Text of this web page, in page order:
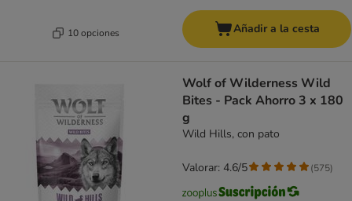
10 opciones Añadir a la cesta
Wolf of Wilderness Wild
Bites - Pack Ahorro 3 x 180
g
Wild Hills, con pato
Valorar: 4.6/5 (575)